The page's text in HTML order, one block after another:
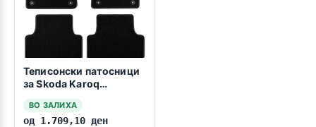
Теписонски патосници
за Skoda Karoq
ВО ЗАЛИХА
од 1.709,10 ден